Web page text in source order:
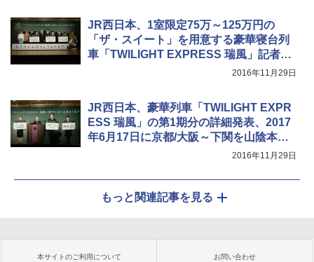
JR西日本、1室限定75万～125万円の
「ザ・スイート」を用意する豪華寝台列
車「TWILIGHT EXPRESS 瑞風」記者会
2016年11月29日
JR西日本、豪華列車「TWILIGHT EXPR
ESS 瑞風」の第1期分の詳細発表、2017
年6月17日に京都/大阪～下関を山陰本線
2016年11月29日
もっと関連記事を見る
本サイトのご利用について お問い合わせ